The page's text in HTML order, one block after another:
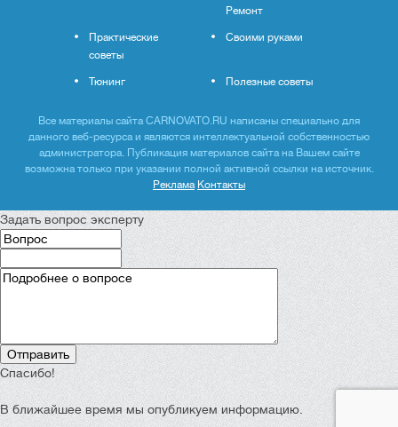
Ремонт
Практические
советы
Своими руками
Тюнинг Полезные советы
Все материалы сайта CARNOVATO.RU написаны специально для
данного веб-ресурса и являются интеллектуальной собственностью
администратора. Публикация материалов сайта на Вашем сайте
возможна только при указании полной активной ссылки на источник.
Реклама Контакты
Задать вопрос эксперту
Спасибо!
В ближайшее время мы опубликуем информацию.